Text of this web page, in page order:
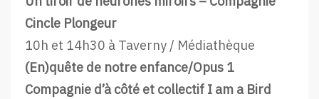
Cincle Plongeur
10h et 14h30 à Taverny / Médiathèque
(En)quête de notre enfance/Opus 1
Compagnie d’à côté et collectif I am a Bird